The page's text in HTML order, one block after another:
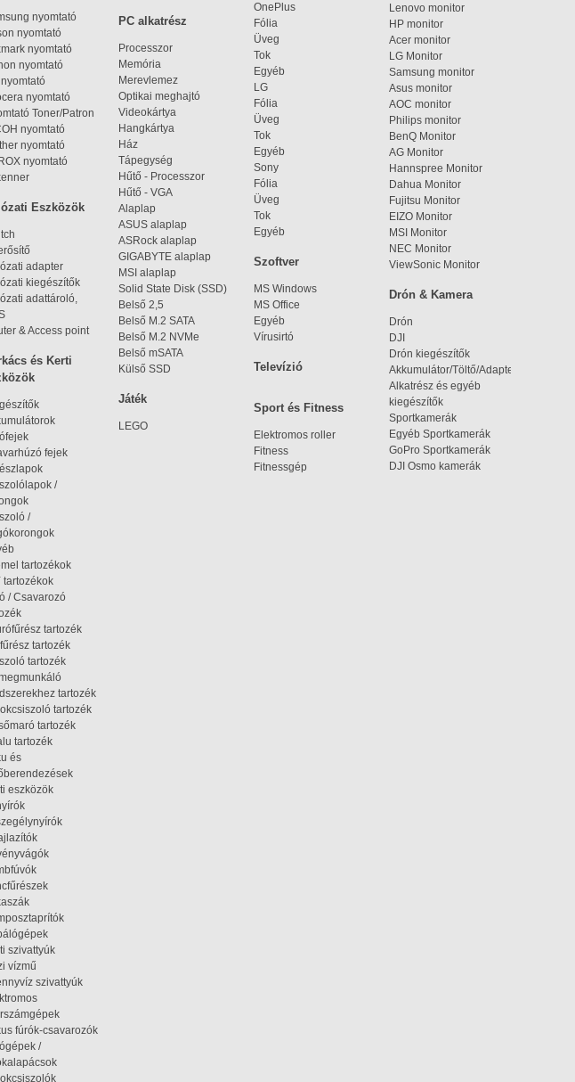
OnePlus
Fólia
Üveg
Tok
Egyéb
LG
Fólia
Üveg
Tok
Egyéb
Sony
Fólia
Üveg
Tok
Egyéb
Lenovo monitor
HP monitor
Acer monitor
LG Monitor
Samsung monitor
Asus monitor
AOC monitor
Philips monitor
BenQ Monitor
AG Monitor
Hannspree Monitor
Dahua Monitor
Fujitsu Monitor
EIZO Monitor
MSI Monitor
NEC Monitor
ViewSonic Monitor
nyomtató
nyomtató
nyomtató
nyomtató
nyomtató
nyomtató
Toner/Patron
nyomtató
nyomtató
nyomtató
PC alkatrész
Processzor
Memória
Merevlemez
Optikai meghajtó
Videokártya
Hangkártya
Ház
Tápegység
Hűtő - Processzor
Hűtő - VGA
Alaplap
ASUS alaplap
ASRock alaplap
GIGABYTE alaplap
MSI alaplap
Solid State Disk (SSD)
Belső 2,5
Belső M.2 SATA
Belső M.2 NVMe
Belső mSATA
Külső SSD
Eszközök
adapter
kiegészítők
adattároló,
& Access point
Szoftver
MS Windows
MS Office
Egyéb
Vírusirtó
Drón & Kamera
Drón
DJI
Drón kiegészítők
Akkumulátor/Töltő/Adapter
Alkatrész és egyéb
kiegészítők
Sportkamerák
Egyéb Sportkamerák
GoPro Sportkamerák
DJI Osmo kamerák
és Kerti
fejek
/
/
tartozékok
tartozékok
/ Csavarozó
tartozék
tartozék
tartozék
tartozék
tartozék
tartozék
tartozék
és
eszközök
szivattyúk
vízmű
szivattyúk
fúrók-csavarozók
/
Televízió
Játék
LEGO
Sport és Fitness
Elektromos roller
Fitness
Fitnessgép